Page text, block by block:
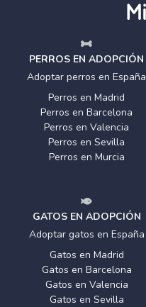
PERROS EN ADOPCIÓN
Adoptar perros en España
Perros en Madrid
Perros en Barcelona
Perros en Valencia
Perros en Sevilla
Perros en Murcia
GATOS EN ADOPCIÓN
Adoptar gatos en España
Gatos en Madrid
Gatos en Barcelona
Gatos en Valencia
Gatos en Sevilla